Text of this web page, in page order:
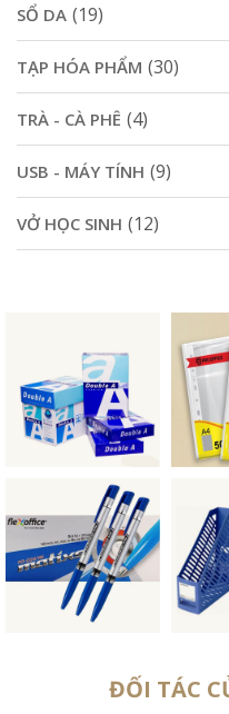
SỔ DA (19)
TẠP HÓA PHẨM (30)
TRÀ - CÀ PHÊ (4)
USB - MÁY TÍNH (9)
VỞ HỌC SINH (12)
ĐỐI TÁC